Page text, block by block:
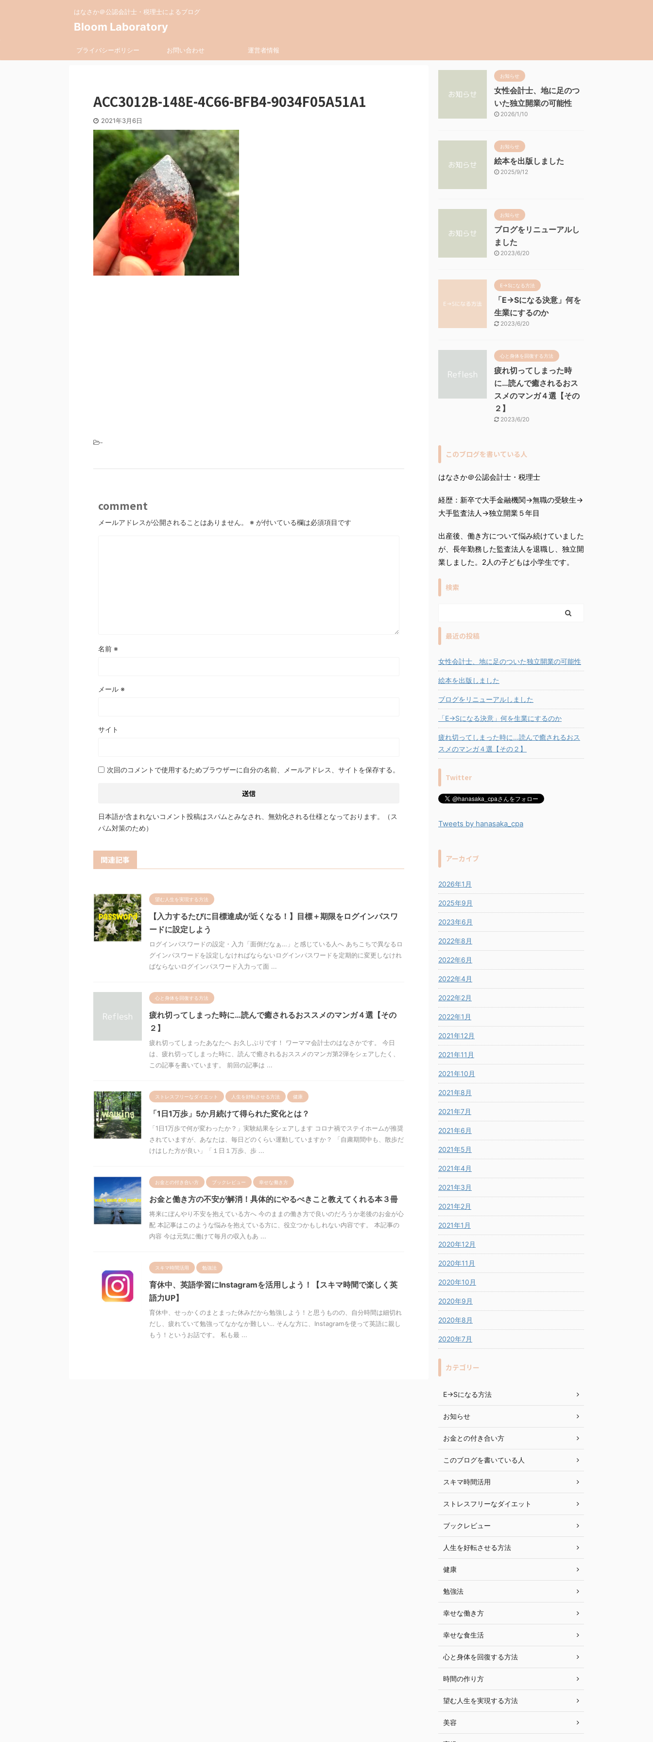
はなさか＠公認会計士・税理士によるブログ
Bloom Laboratory
プライバシーポリシー お問い合わせ 運営者情報
ACC3012B-148E-4C66-BFB4-9034F05A51A1
2021年3月6日
-
comment
メールアドレスが公開されることはありません。 ※ が付いている欄は必須項目です
名前 ※
メール ※
サイト
次回のコメントで使用するためブラウザーに自分の名前、メールアドレス、サイトを保存する。
日本語が含まれないコメント投稿はスパムとみなされ、無効化される仕様となっております。（ス
パム対策のため）
関連記事
望む人生を実現する方法
【入力するたびに目標達成が近くなる！】目標＋期限をログインパスワ
ードに設定しよう
ログインパスワードの設定・入力「面倒だなぁ…」と感じている人へ あちこちで異なるロ
グインパスワードを設定しなければならないログインパスワードを定期的に変更しなけれ
ばならないログインパスワード入力って面 ...
心と身体を回復する方法
疲れ切ってしまった時に…読んで癒されるおススメのマンガ４選【その
２】
疲れ切ってしまったあなたへ お久しぶりです！ ワーママ会計士のはなさかです。 今日
は、疲れ切ってしまった時に、読んで癒されるおススメのマンガ第2弾をシェアしたく、
この記事を書いています。 前回の記事は ...
ストレスフリーなダイエット 人生を好転させる方法 健康
「1日1万歩」5か月続けて得られた変化とは？
「1日1万歩で何が変わったか？」実験結果をシェアします コロナ禍でステイホームが推奨
されていますが、あなたは、毎日どのくらい運動していますか？ 「自粛期間中も、散歩だ
けはした方が良い」「１日１万歩、歩 ...
お金との付き合い方 ブックレビュー 幸せな働き方
お金と働き方の不安が解消！具体的にやるべきこと教えてくれる本３冊
将来にぼんやり不安を抱えている方へ 今のままの働き方で良いのだろうか老後のお金が心
配 本記事はこのような悩みを抱えている方に、役立つかもしれない内容です。 本記事の
内容 今は元気に働けて毎月の収入もあ ...
スキマ時間活用 勉強法
育休中、英語学習にInstagramを活用しよう！【スキマ時間で楽しく英
語力UP】
育休中、せっかくのまとまった休みだから勉強しよう！と思うものの、自分時間は細切れ
だし、疲れていて勉強ってなかなか難しい… そんな方に、Instagramを使って英語に親し
もう！というお話です。 私も最 ...
お知らせ
女性会計士、地に足のつ
いた独立開業の可能性
2026/1/10
お知らせ
絵本を出版しました
2025/9/12
お知らせ
ブログをリニューアルし
ました
2023/6/20
E→Sになる方法
「E→Sになる決意」何を
生業にするのか
2023/6/20
心と身体を回復する方法
疲れ切ってしまった時
に…読んで癒されるおス
スメのマンガ４選【その
２】
2023/6/20
このブログを書いている人
はなさか＠公認会計士・税理士
経歴：新卒で大手金融機関→無職の受験生→
大手監査法人→独立開業５年目
出産後、働き方について悩み続けていました
が、長年勤務した監査法人を退職し、独立開
業しました。2人の子どもは小学生です。
検索
最近の投稿
女性会計士、地に足のついた独立開業の可能性
絵本を出版しました
ブログをリニューアルしました
「E→Sになる決意」何を生業にするのか
疲れ切ってしまった時に…読んで癒されるおス
スメのマンガ４選【その２】
Twitter
Tweets by hanasaka_cpa
アーカイブ
2026年1月
2025年9月
2023年6月
2022年8月
2022年6月
2022年4月
2022年2月
2022年1月
2021年12月
2021年11月
2021年10月
2021年8月
2021年7月
2021年6月
2021年5月
2021年4月
2021年3月
2021年2月
2021年1月
2020年12月
2020年11月
2020年10月
2020年9月
2020年8月
2020年7月
カテゴリー
E→Sになる方法
お知らせ
お金との付き合い方
このブログを書いている人
スキマ時間活用
ストレスフリーなダイエット
ブックレビュー
人生を好転させる方法
健康
勉強法
幸せな働き方
幸せな食生活
心と身体を回復する方法
時間の作り方
望む人生を実現する方法
美容